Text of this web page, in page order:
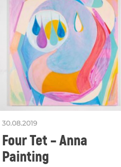
30.08.2019
Four Tet – Anna
Painting